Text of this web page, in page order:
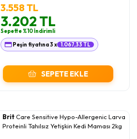
3.558 TL
3.202 TL
Sepette %10 İndirimli
Peşin fiyatına 3 x 1.067,33 TL
SEPETE EKLE
BritCare Sensitive Hypo-Allergenic Larva
Proteinli Tahılsız Yetişkin Kedi Maması 2kg